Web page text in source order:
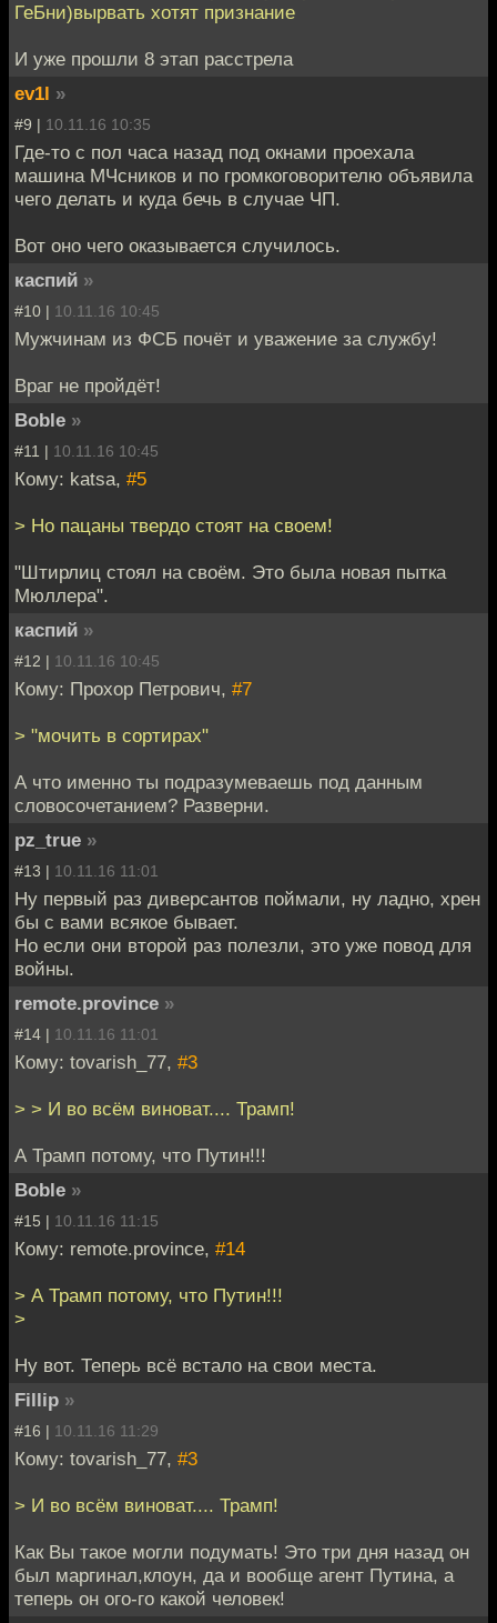
ГеБни)вырвать хотят признание
И уже прошли 8 этап расстрела
ev1l »
#9 | 10.11.16 10:35
Где-то с пол часа назад под окнами проехала
машина МЧсников и по громкоговорителю объявила
чего делать и куда бечь в случае ЧП.
Вот оно чего оказывается случилось.
каспий »
#10 | 10.11.16 10:45
Мужчинам из ФСБ почёт и уважение за службу!
Враг не пройдёт!
Boble »
#11 | 10.11.16 10:45
Кому: katsa, #5
> Но пацаны твердо стоят на своем!
"Штирлиц стоял на своём. Это была новая пытка
Мюллера".
каспий »
#12 | 10.11.16 10:45
Кому: Прохор Петрович, #7
> "мочить в сортирах"
А что именно ты подразумеваешь под данным
словосочетанием? Разверни.
pz_true »
#13 | 10.11.16 11:01
Ну первый раз диверсантов поймали, ну ладно, хрен
бы с вами всякое бывает.
Но если они второй раз полезли, это уже повод для
войны.
remote.province »
#14 | 10.11.16 11:01
Кому: tovarish_77, #3
> > И во всём виноват.... Трамп!
А Трамп потому, что Путин!!!
Boble »
#15 | 10.11.16 11:15
Кому: remote.province, #14
> А Трамп потому, что Путин!!!
>
Ну вот. Теперь всё встало на свои места.
Fillip »
#16 | 10.11.16 11:29
Кому: tovarish_77, #3
> И во всём виноват.... Трамп!
Как Вы такое могли подумать! Это три дня назад он
был маргинал,клоун, да и вообще агент Путина, а
теперь он ого-го какой человек!